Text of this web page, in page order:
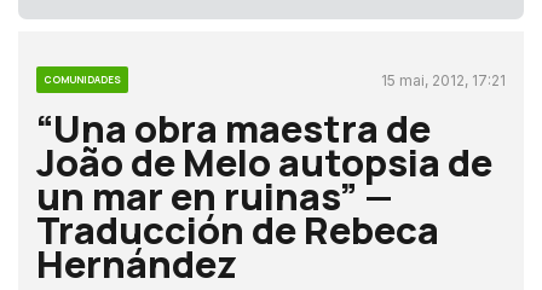
COMUNIDADES 15 mai, 2012, 17:21
“Una obra maestra de
João de Melo autopsia de
un mar en ruinas” —
Traducción de Rebeca
Hernández